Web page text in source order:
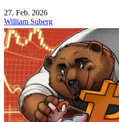
27. Feb. 2026
William Suberg